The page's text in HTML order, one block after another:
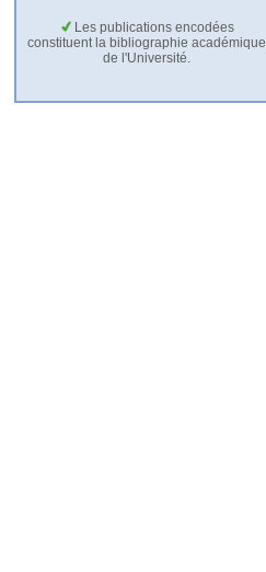
Les publications encodées
constituent la bibliographie académique
de l'Université.